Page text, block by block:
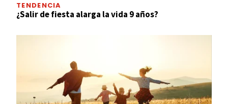
TENDENCIA
¿Salir de fiesta alarga la vida 9 años?